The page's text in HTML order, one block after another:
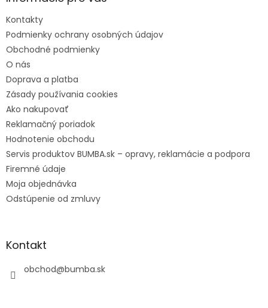
eKontakty
Podmienky ochrany osobných údajov
Obchodné podmienky
O nás
Doprava a platba
Zásady používania cookies
Ako nakupovať
Reklamačný poriadok
Hodnotenie obchodu
Servis produktov BUMBA.sk – opravy, reklamácie a podpora
Firemné údaje
Moja objednávka
Odstúpenie od zmluvy
Kontakt
obchod@bumba.sk